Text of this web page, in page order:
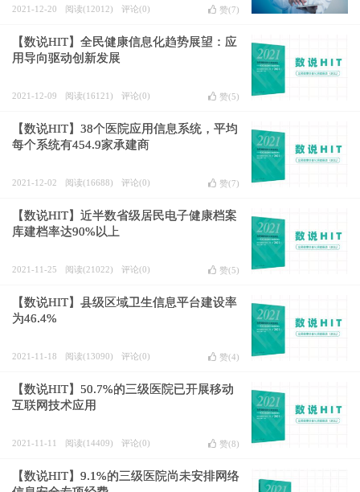
2021-12-20 阅读(12012) 评论(0) 赞(7)
【数说HIT】全民健康信息化趋势展望：应
用导向驱动创新发展
2021-12-09 阅读(16121) 评论(0) 赞(5)
【数说HIT】38个医院应用信息系统，平均
每个系统有454.9家承建商
2021-12-02 阅读(16688) 评论(0) 赞(7)
【数说HIT】近半数省级居民电子健康档案
库建档率达90%以上
2021-11-25 阅读(21022) 评论(0) 赞(5)
【数说HIT】县级区域卫生信息平台建设率
为46.4%
2021-11-18 阅读(13090) 评论(0) 赞(4)
【数说HIT】50.7%的三级医院已开展移动
互联网技术应用
2021-11-11 阅读(14409) 评论(0) 赞(8)
【数说HIT】9.1%的三级医院尚未安排网络